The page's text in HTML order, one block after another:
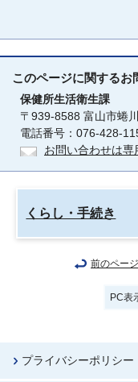
このページに関するお
保健所生活衛生課
〒939-8588 富山市蜷
電話番号：076-428-
お問い合わせは専
くらし・手続き
前のペー
PC表
プライバシーポリシー